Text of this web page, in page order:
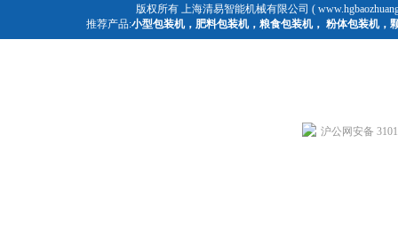
版权所有 上海清易智能机械有限公司 (
推荐产品:小型包装机， 肥料包装机， 粮食包装机， 粉体包装机，
沪公网安备